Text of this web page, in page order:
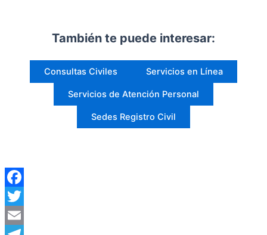
También te puede interesar:
Consultas Civiles Servicios en Línea
Servicios de Atención Personal
Sedes Registro Civil
Facebook
Twitter